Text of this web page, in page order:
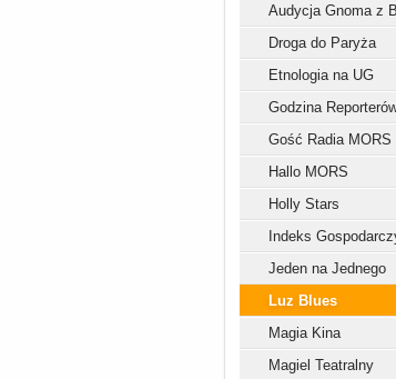
Audycja Gnoma z
Droga do Paryża
Etnologia na UG
Godzina
Gość Radia MORS
Hallo MORS
Holly Stars
Indeks
Jeden na Jednego
Luz Blues
Magia Kina
Magiel Teatralny